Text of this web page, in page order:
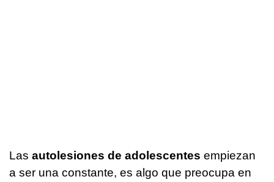
Las autolesiones de adolescentes empiezan
a ser una constante, es algo que preocupa en